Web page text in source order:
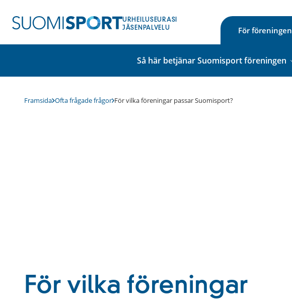
innehåll
URHEILUSEURASI
JÄSENPALVELU
För föreningen
Så här betjänar Suomisport föreningen
Framsida Ofta frågade frågor För vilka föreningar passar Suomisport?
För vilka föreningar